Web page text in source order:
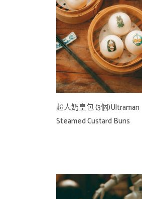
超人奶皇包 (3個)Ultraman
Steamed Custard Buns